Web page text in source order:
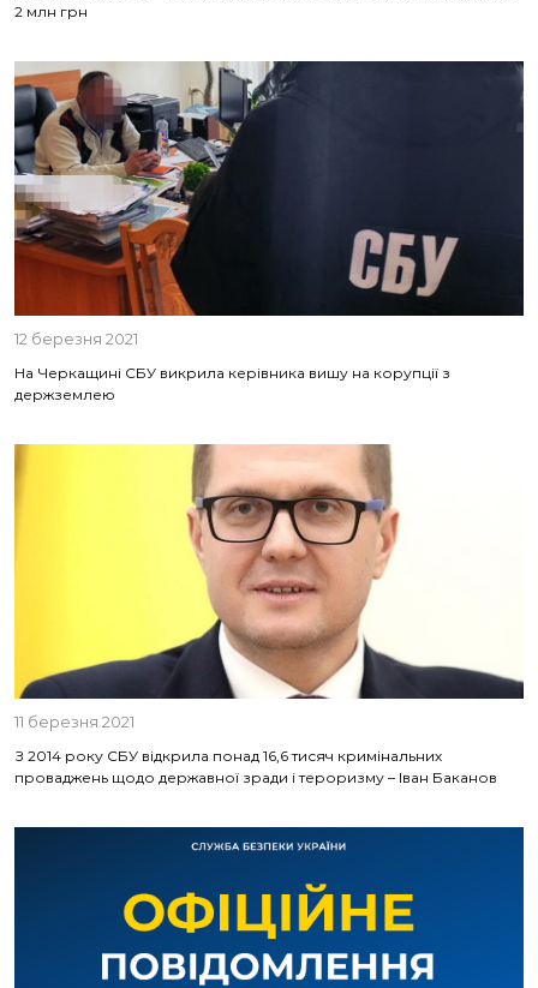
2 млн грн
12 березня 2021
На Черкащині СБУ викрила керівника вишу на корупції з
держземлею
11 березня 2021
З 2014 року СБУ відкрила понад 16,6 тисяч кримінальних
проваджень щодо державної зради і тероризму – Іван Баканов